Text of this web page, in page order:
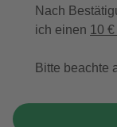
Nach
ich einen 10
Bitte beachte